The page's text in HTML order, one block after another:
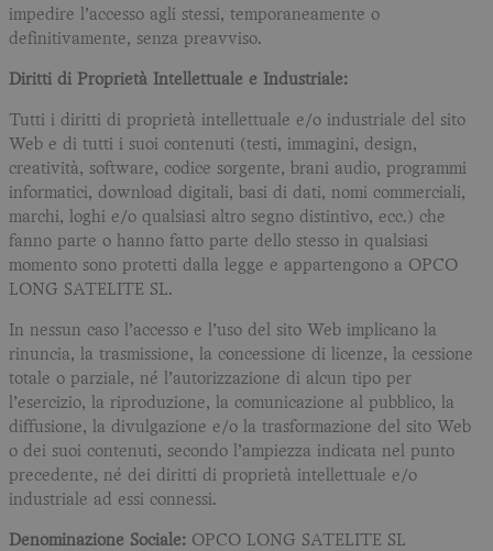
impedire l’accesso agli stessi, temporaneamente o
definitivamente, senza preavviso.
Diritti di Proprietà Intellettuale e Industriale:
Tutti i diritti di proprietà intellettuale e/o industriale del sito
Web e di tutti i suoi contenuti (testi, immagini, design,
creatività, software, codice sorgente, brani audio, programmi
informatici, download digitali, basi di dati, nomi commerciali,
marchi, loghi e/o qualsiasi altro segno distintivo, ecc.) che
fanno parte o hanno fatto parte dello stesso in qualsiasi
momento sono protetti dalla legge e appartengono a OPCO
LONG SATELITE SL.
In nessun caso l’accesso e l’uso del sito Web implicano la
rinuncia, la trasmissione, la concessione di licenze, la cessione
totale o parziale, né l’autorizzazione di alcun tipo per
l’esercizio, la riproduzione, la comunicazione al pubblico, la
diffusione, la divulgazione e/o la trasformazione del sito Web
o dei suoi contenuti, secondo l’ampiezza indicata nel punto
precedente, né dei diritti di proprietà intellettuale e/o
industriale ad essi connessi.
Denominazione Sociale: OPCO LONG SATELITE SL